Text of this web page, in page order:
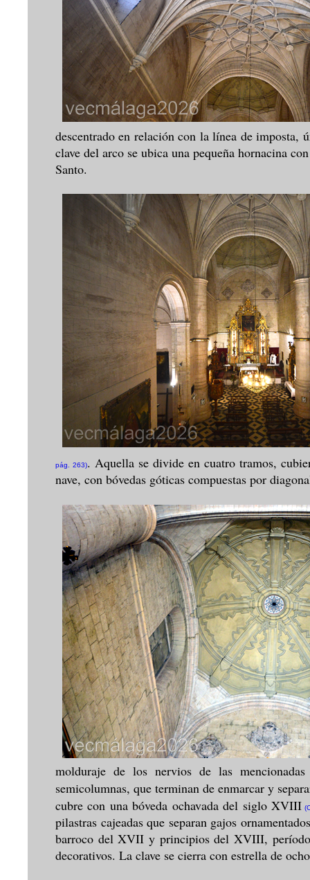
descentrado en relación con la línea de imposta,
clave del arco se ubica una pequeña hornacina
Santo.
pág. 263). Aquella se divide en cuatro tramos,
nave, con bóvedas góticas compuestas por
molduraje de los nervios de las
semicolumnas, que terminan de enmarcar y
cubre con una bóveda ochavada del siglo XVIII
pilastras cajeadas que separan gajos
barroco del XVII y principios del XVIII,
decorativos. La clave se cierra con estrella de